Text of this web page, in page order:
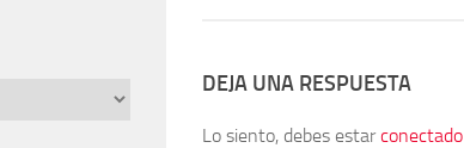
DEJA UNA RESPUESTA
Lo siento, debes estarconectado